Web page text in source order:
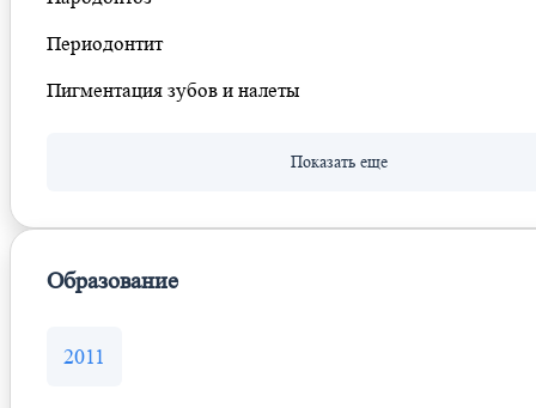
Периодонтит
Пигментация зубов и налеты
Образование
2011